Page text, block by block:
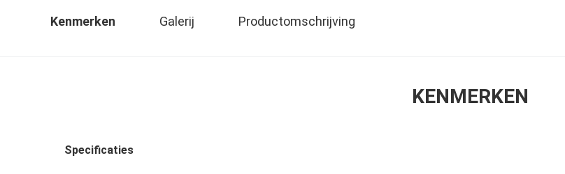
Kenmerken Galerij Productomschrijving
KENMERKEN
Specificaties